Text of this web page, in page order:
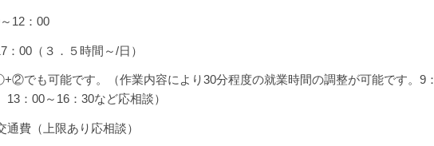
12：00
00（３．５時間～/日）
でも可能です。（作業内容により30分程度の就業時間の調整が可能です。9：
：00～16：30など応相談）
通費（上限あり応相談）